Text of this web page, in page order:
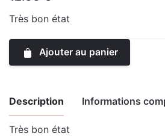
Très bon état
Ajouter au panier
Description Informations
Très bon état